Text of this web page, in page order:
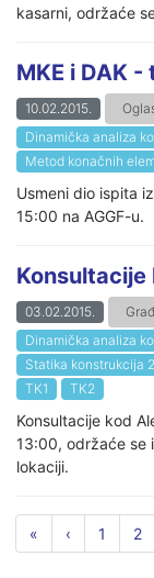
kasarni, održaće
MKE i DAK
10.02.2015.
Dinamička analiza
Metod konačnih
Usmeni dio ispita
15:00 na AGGF-u.
03.02.2015.
Dinamička analiza
Statika konstrukcija
TK1
TK2
Konsultacije kod
13:00, održaće se
lokaciji.
« ‹ 1 2